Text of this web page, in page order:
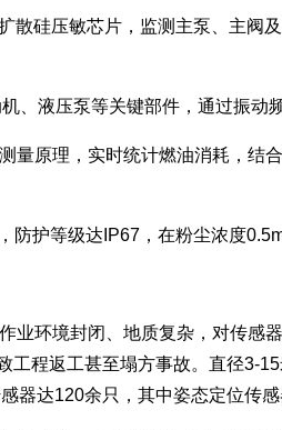
硅压敏芯片，监测主泵、主
液压泵等关键部件，通过振动
原理，实时统计燃油消耗，
护等级达IP67，在粉尘浓度
环境封闭、地质复杂，对传
程返工甚至塌方事故。直径3-
器达120余只，其中姿态定位传